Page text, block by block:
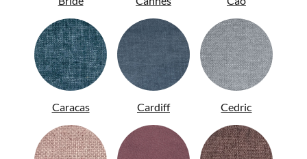
Caracas Cardiff Cedric